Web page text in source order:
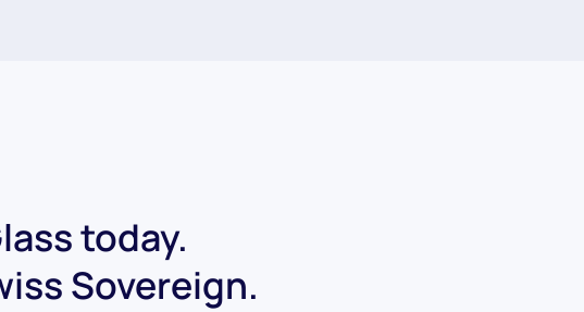
today.
Sovereign.